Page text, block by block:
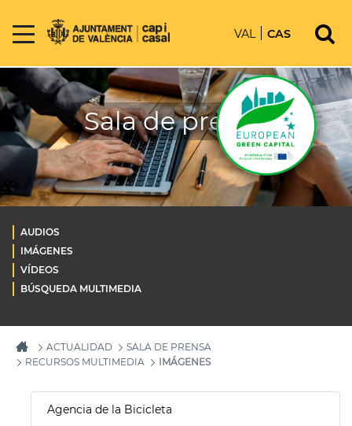
VAL CAS
Sala de prensa
AUDIOS
IMÁGENES
VÍDEOS
BÚSQUEDA MULTIMEDIA
ACTUALIDAD
SALA DE PRENSA
RECURSOS MULTIMEDIA
IMÁGENES
Agencia de la Bicicleta